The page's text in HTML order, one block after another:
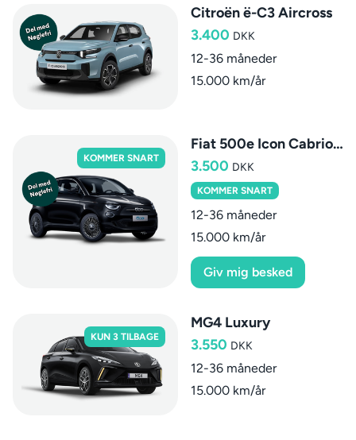
Citroën ë-C3 Aircross
3.400 DKK
12-36 måneder
15.000 km/år
KOMMER SNART
Fiat 500e Icon Cabriolet
3.500 DKK
KOMMER SNART
12-36 måneder
15.000 km/år
Giv mig besked
KUN 3 TILBAGE
MG4 Luxury
3.550 DKK
12-36 måneder
15.000 km/år